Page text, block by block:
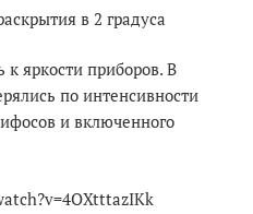
в 2 градуса
яркости приборов. В
по интенсивности
и включенного